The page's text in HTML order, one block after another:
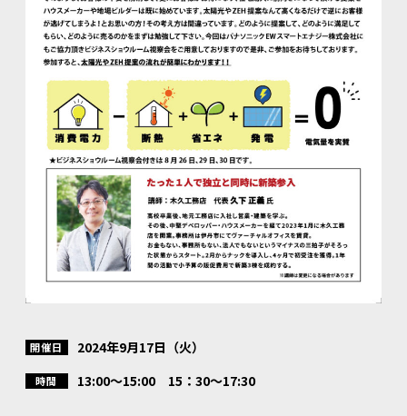
開催日 2024年9月17日（火）
時間 13:00～15:00 15：30～17:30